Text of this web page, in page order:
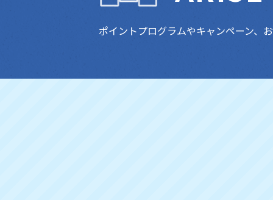
ポイントプログラムやキャンペーン、